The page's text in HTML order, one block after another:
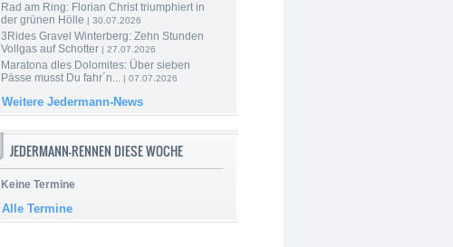
Rad am Ring: Florian Christ triumphiert in
der grünen Hölle | 30.07.2026
3Rides Gravel Winterberg: Zehn Stunden
Vollgas auf Schotter | 27.07.2026
Maratona dles Dolomites: Über sieben
Pässe musst Du fahr´n... | 07.07.2026
Weitere Jedermann-News
JEDERMANN-RENNEN DIESE WOCHE
Keine Termine
Alle Termine